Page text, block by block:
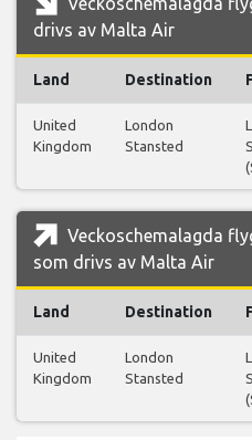
drivs av Malta Air
Land Destination
United
Kingdom
London
Stansted
Veckoschemalagda
som drivs av Malta Air
Land Destination
United
Kingdom
London
Stansted